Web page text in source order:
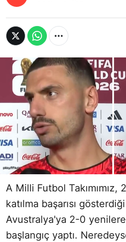
A Milli Futbol Takımımız,
katılma başarısı
Avustralya'ya 2-0
başlangıç yaptı.